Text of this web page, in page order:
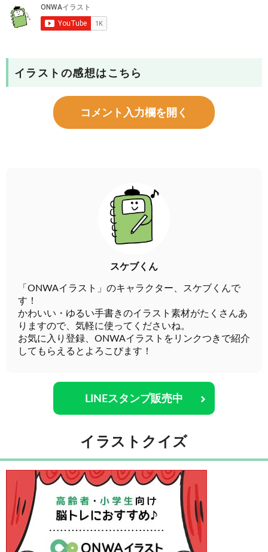
イラストの感想はこちら
コメント入力欄を開く
スケブくん
「ONWAイラスト」のキャラクター、スケブくんで
す！
かわいい・ゆるい手書きのイラスト素材がたくさんあ
りますので、気軽に使ってくださいね。
お気に入り登録、ONWAイラストをリンクつきで紹介
してもらえるとよろこびます！
LINEスタンプ販売中
イラストクイズ